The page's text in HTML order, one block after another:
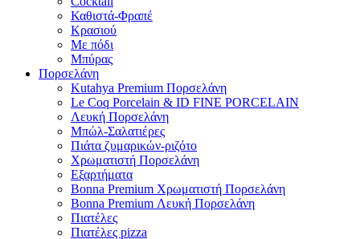
Καθιστά-Φραπέ
Κρασιού
Με πόδι
Μπύρας
Πορσελάνη
Kutahya Premium Πορσελάνη
Le Coq Porcelain & ID FINE PORCELAIN
Λευκή Πορσελάνη
Μπώλ-Σαλατιέρες
Πιάτα ζυμαρικών-ριζότο
Χρωματιστή Πορσελάνη
Εξαρτήματα
Bonna Premium Χρωματιστή Πορσελάνη
Bonna Premium Λευκή Πορσελάνη
Πιατέλες
Πιατέλες pizza